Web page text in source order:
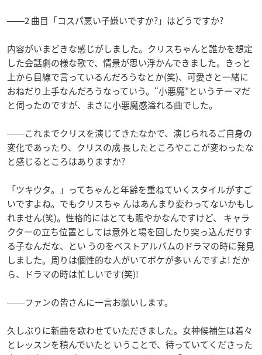
――2 曲目「コスパ悪い子嫌いですか?」はどうですか?
内容がいまどきな感じがしました。クリスちゃんと誰かを想定
した会話劇の様な歌で、情景が思い浮かんできました。きっと
上から目線で言っているんだろうなとか(笑)、可愛さと一緒に
おねだり上手なんだろうなっていう。“小悪魔”というテーマだ
と伺ったのですが、まさに小悪魔感溢れる曲でした。
――これまでクリスを演じてきたなかで、演じられるご自身の
変化であったり、クリスの成 長したところやここが変わったな
と感じるところはありますか?
「ツキウタ。」ってちゃんと年齢を重ねていくスタイルがすご
いですよね。でもクリスちゃ んはあんまり変わってないかもし
れません(笑)。性格的にはとても賑やかなんですけど、 キャラ
クターの立ち位置としては意外と場を回したり突っ込んだりす
る子なんだな、とい うのをベストアルバムのドラマの時に発見
しました。周りは個性的な人がいてボケが多い んですよ! だか
ら、ドラマの時は忙しいです(笑)!
――ファンの皆さんに一言お願いします。
久しぶりに新曲を歌わせていただきました。女神候補生は着々
とレッスンを積んでいたと いうことで、待っていてくださった